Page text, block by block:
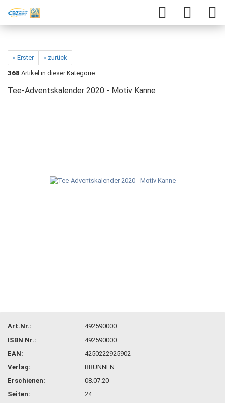
« Erster
« zurück
368 Artikel in dieser Kategorie
Tee-Adventskalender 2020 - Motiv Kanne
Art.Nr.:
492590000
ISBN Nr.:
492590000
EAN:
4250222925902
Verlag:
BRUNNEN
Erschienen:
08.07.20
Seiten:
24